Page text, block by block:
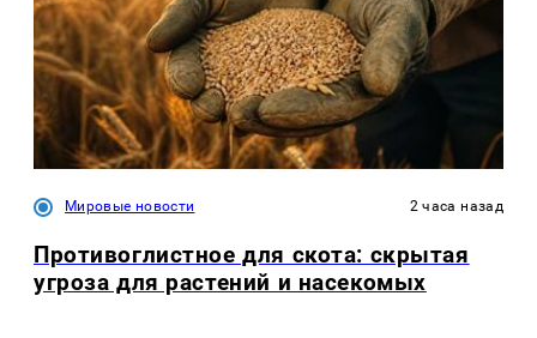
Мировые новости 2 часа назад
Противоглистное для скота: скрытая
угроза для растений и насекомых